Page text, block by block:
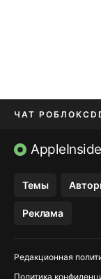
ЧАТ РОБЛОКС
OZON БАНК
Темы
Реклама
Редакционная
Политика